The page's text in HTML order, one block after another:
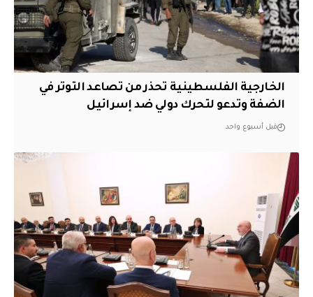
الخارجية الفلسطينية تحذر من تصاعد التوتر في
الضفة وتدعو لتحرك دولي ضد إسرائيل
قبل أسبوع واحد